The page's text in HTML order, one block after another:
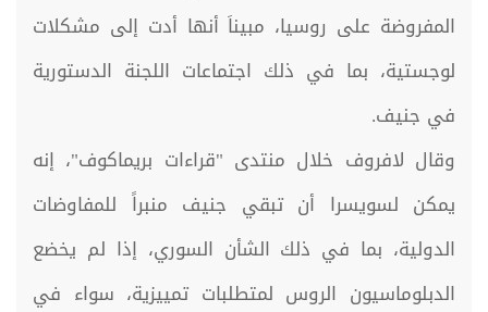
المفروضة على روسيا، مبيناَ أنها أدت إلى مشكلات
لوجستية، بما في ذلك اجتماعات اللجنة الدستورية
في جنيف.
وقال لافروف خلال منتدى "قراءات بريماكوف"، إنه
يمكن لسويسرا أن تبقي جنيف منبراً للمفاوضات
الدولية، بما في ذلك الشأن السوري، إذا لم يخضع
الدبلوماسيون الروس لمتطلبات تمييزية، سواء في